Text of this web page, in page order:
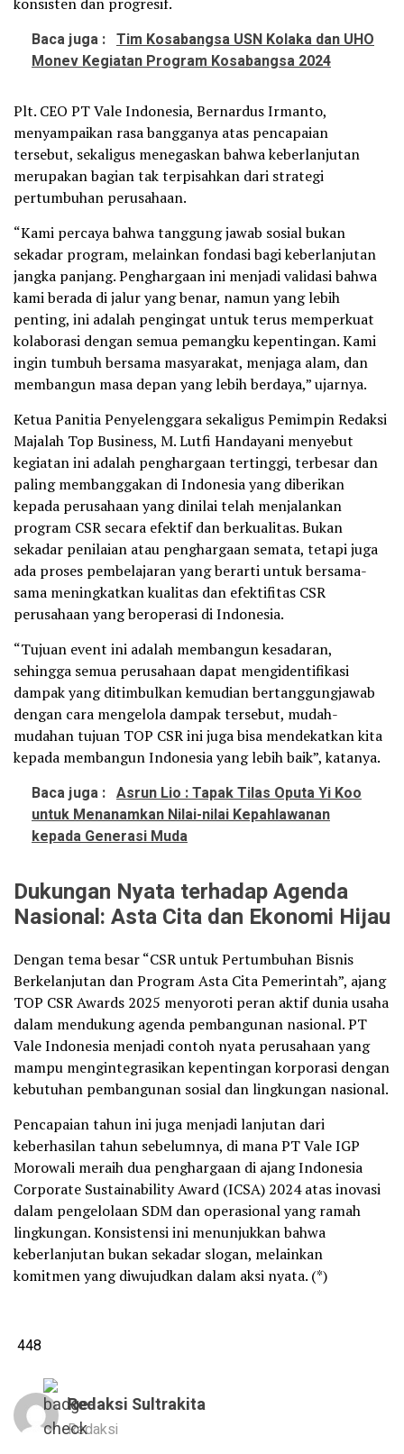
Baca juga : Tim Kosabangsa USN Kolaka dan UHO
Monev Kegiatan Program Kosabangsa 2024
Plt. CEO PT Vale Indonesia, Bernardus Irmanto,
menyampaikan rasa bangganya atas pencapaian
tersebut, sekaligus menegaskan bahwa keberlanjutan
merupakan bagian tak terpisahkan dari strategi
pertumbuhan perusahaan.
“Kami percaya bahwa tanggung jawab sosial bukan
sekadar program, melainkan fondasi bagi keberlanjutan
jangka panjang. Penghargaan ini menjadi validasi bahwa
kami berada di jalur yang benar, namun yang lebih
penting, ini adalah pengingat untuk terus memperkuat
kolaborasi dengan semua pemangku kepentingan. Kami
ingin tumbuh bersama masyarakat, menjaga alam, dan
membangun masa depan yang lebih berdaya,” ujarnya.
Ketua Panitia Penyelenggara sekaligus Pemimpin Redaksi
Majalah Top Business, M. Lutfi Handayani menyebut
kegiatan ini adalah penghargaan tertinggi, terbesar dan
paling membanggakan di Indonesia yang diberikan
kepada perusahaan yang dinilai telah menjalankan
program CSR secara efektif dan berkualitas. Bukan
sekadar penilaian atau penghargaan semata, tetapi juga
ada proses pembelajaran yang berarti untuk bersama-
sama meningkatkan kualitas dan efektifitas CSR
perusahaan yang beroperasi di Indonesia.
“Tujuan event ini adalah membangun kesadaran,
sehingga semua perusahaan dapat mengidentifikasi
dampak yang ditimbulkan kemudian bertanggungjawab
dengan cara mengelola dampak tersebut, mudah-
mudahan tujuan TOP CSR ini juga bisa mendekatkan kita
kepada membangun Indonesia yang lebih baik”, katanya.
Baca juga : Asrun Lio : Tapak Tilas Oputa Yi Koo
untuk Menanamkan Nilai-nilai Kepahlawanan
kepada Generasi Muda
Dukungan Nyata terhadap Agenda
Nasional: Asta Cita dan Ekonomi Hijau
Dengan tema besar “CSR untuk Pertumbuhan Bisnis
Berkelanjutan dan Program Asta Cita Pemerintah”, ajang
TOP CSR Awards 2025 menyoroti peran aktif dunia usaha
dalam mendukung agenda pembangunan nasional. PT
Vale Indonesia menjadi contoh nyata perusahaan yang
mampu mengintegrasikan kepentingan korporasi dengan
kebutuhan pembangunan sosial dan lingkungan nasional.
Pencapaian tahun ini juga menjadi lanjutan dari
keberhasilan tahun sebelumnya, di mana PT Vale IGP
Morowali meraih dua penghargaan di ajang Indonesia
Corporate Sustainability Award (ICSA) 2024 atas inovasi
dalam pengelolaan SDM dan operasional yang ramah
lingkungan. Konsistensi ini menunjukkan bahwa
keberlanjutan bukan sekadar slogan, melainkan
komitmen yang diwujudkan dalam aksi nyata. (*)
448
Redaksi Sultrakita
Redaksi